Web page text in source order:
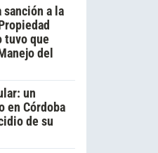
sanción a la
tuvo que
del
un
en Córdoba
de su